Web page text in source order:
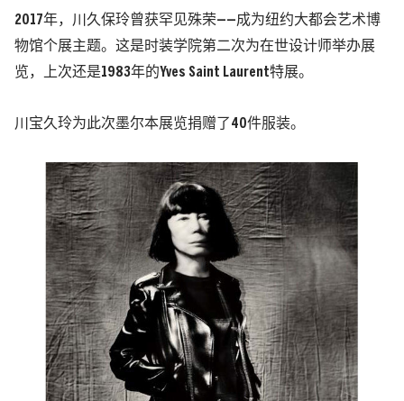
2017年，川久保玲曾获罕见殊荣——成为纽约大都会艺术博
物馆个展主题。这是时装学院第二次为在世设计师举办展
览，上次还是1983年的Yves Saint Laurent特展。
川宝久玲为此次墨尔本展览捐赠了40件服装。